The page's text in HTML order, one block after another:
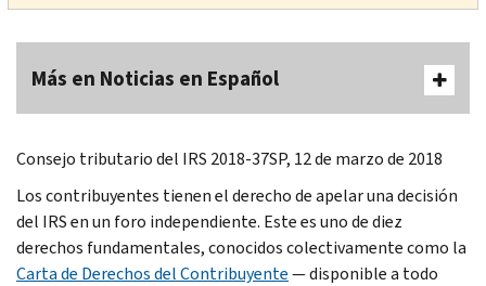
Más en Noticias en Español
Consejo tributario del IRS 2018-37SP, 12 de marzo de 2018
Los contribuyentes tienen el derecho de apelar una decisión
del IRS en un foro independiente. Este es uno de diez
derechos fundamentales, conocidos colectivamente como la
Carta de Derechos del Contribuyente— disponible a todo